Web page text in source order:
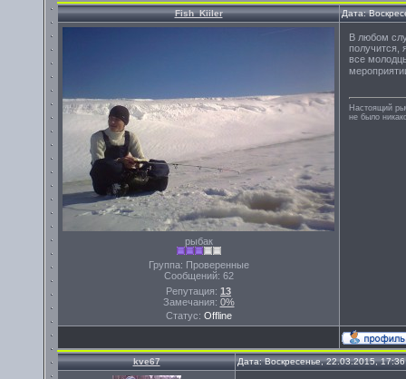
Fish_Kiiler Дата:
рыбак
Группа: Проверенные
Сообщений: 62
Репутация: 13
Замечания: 0%
Статус: Offline
В любом
получится,
все
Настоящий
не было
kve67 Дата: Воскресенье, 22.03.2015,